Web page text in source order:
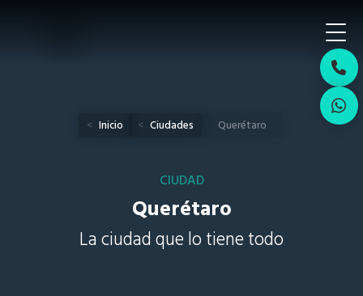
Inicio Ciudades Querétaro
CIUDAD
Querétaro
La ciudad que lo tiene todo